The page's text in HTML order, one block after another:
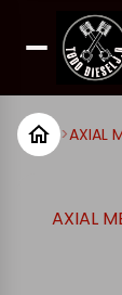
>AXIAL
AXIAL